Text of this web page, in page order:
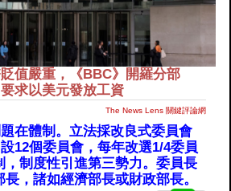
值嚴重，《BBC》開羅分部
要求以美元發放工資
The News Lens 關鍵評論網
在體制。立法採改良式委員會
12個委員會，每年改選1/4委員
，制度性引進第三勢力。委員長
，諸如經濟部長或財政部長。